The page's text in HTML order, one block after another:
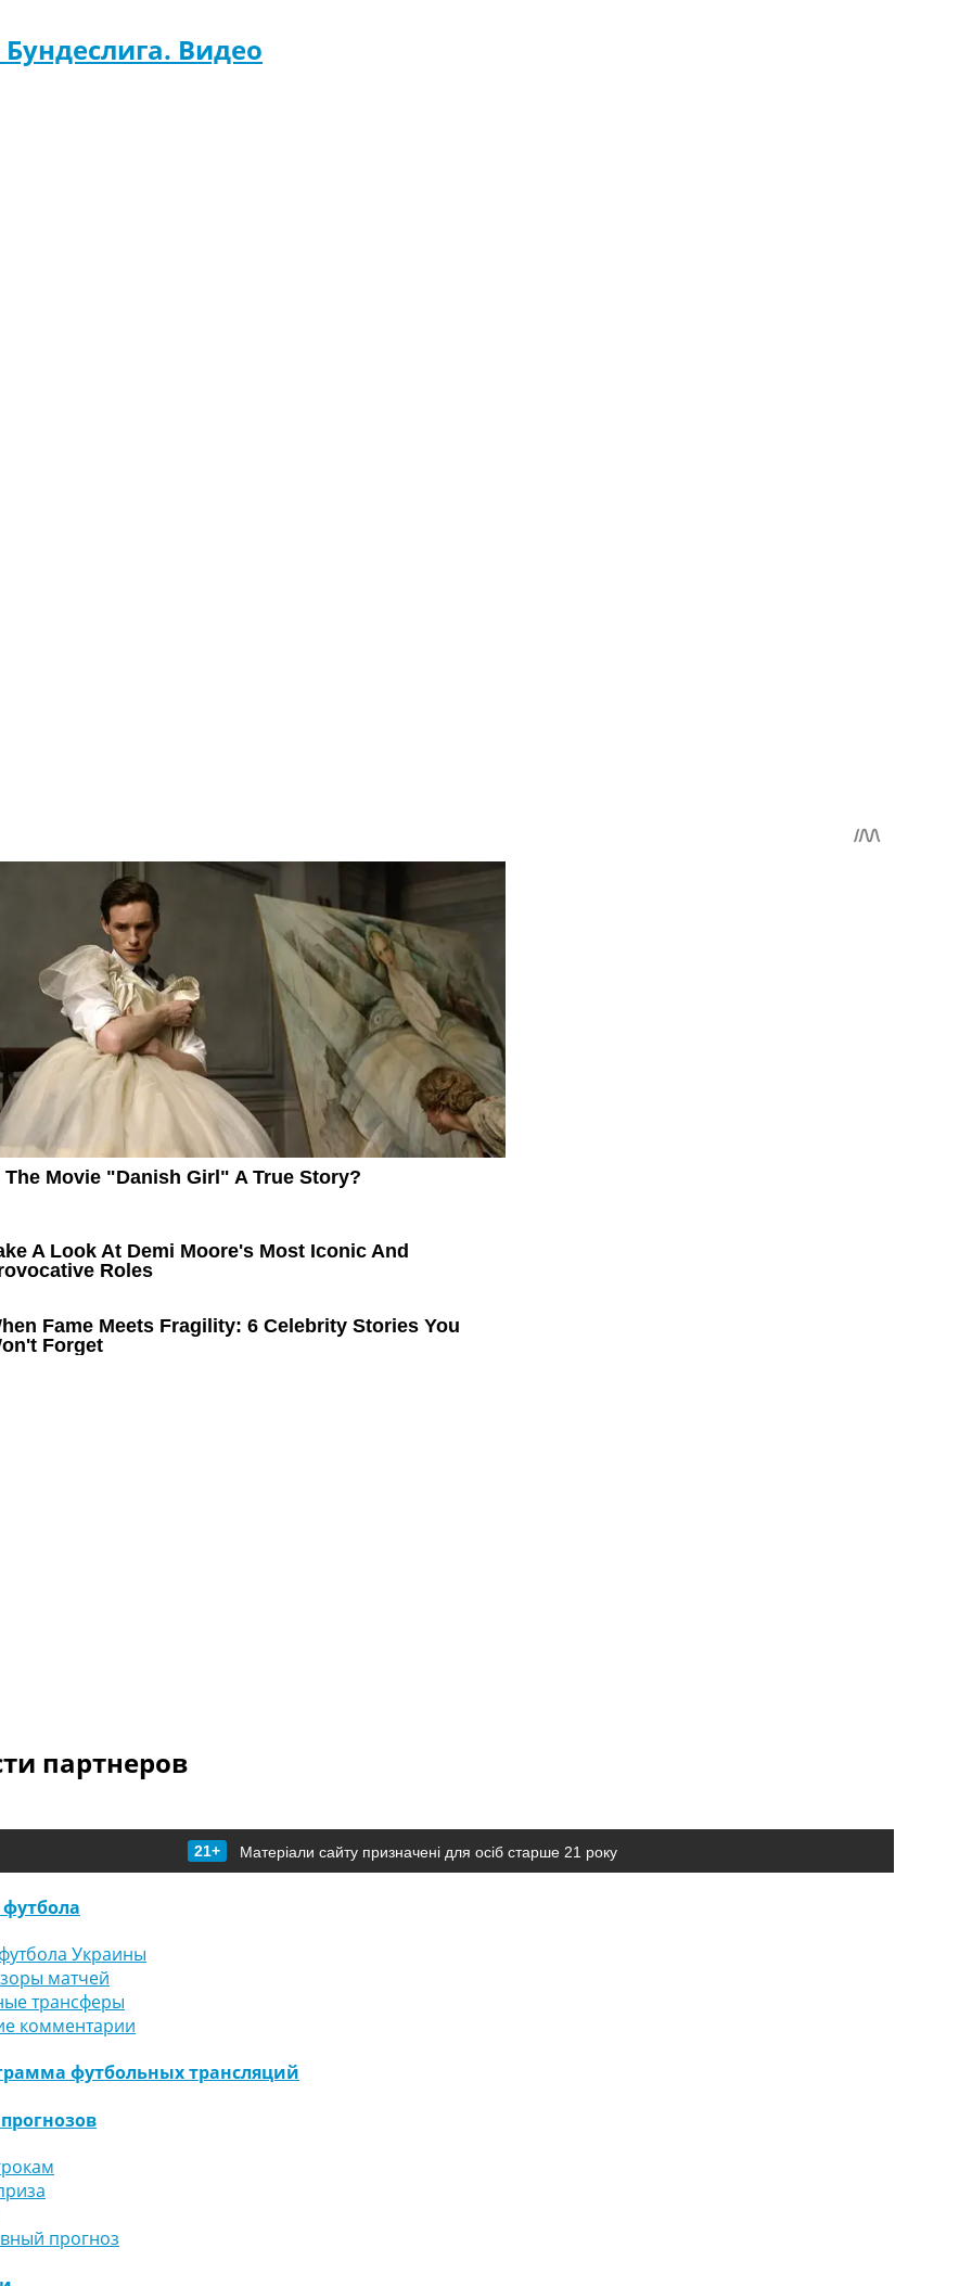
Видео
партнеров
21+ Матеріали сайту призначені для осіб старше 21 року
Украины
матчей
трансферы
комментарии
футбольных трансляций
прогноз